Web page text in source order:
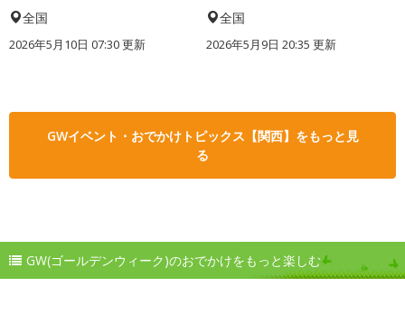
全国
2026年5月10日 07:30 更新
全国
2026年5月9日 20:35 更新
GWイベント・おでかけトピックス【関西】をもっと見
る
GW(ゴールデンウィーク)のおでかけをもっと楽しむ